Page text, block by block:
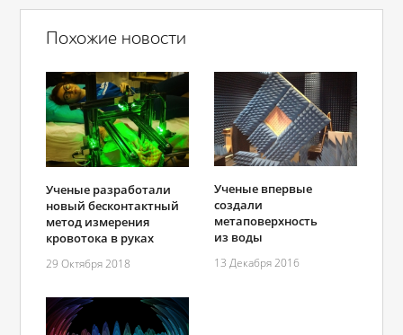
Похожие новости
Ученые разработали
новый бесконтактный
метод измерения
кровотока в руках
29 Октября 2018
Ученые впервые
создали
метаповерхность
из воды
13 Декабря 2016